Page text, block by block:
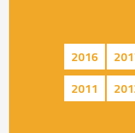
2016
2011